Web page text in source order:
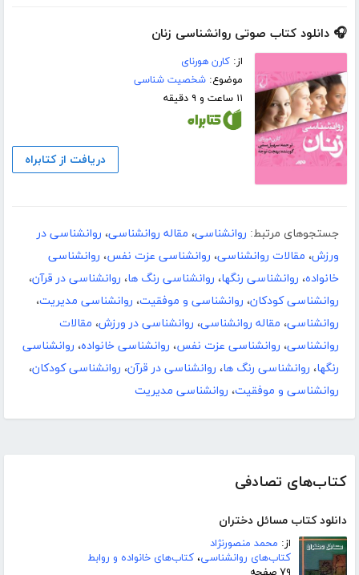
کتاب‌های تصادفی
دانلود کتاب مسائل دختران
از: محمد منصورنژاد
کتاب‌های روانشناسی، کتاب‌های خانواده و روابط
🎧 دانلود کتاب صوتی روانشناسی زنان
از:کارن هورنای
موضوع:شخصیت شناسی
۱۱ ساعت و ۹ دقیقه
دریافت از کتابراه
جستجوهای مرتبط: روانشناسی، مقاله روانشناسی، روانشناسی در
ورزش، مقالات روانشناسی، روانشناسی عزت نفس، روانشناسی
خانواده، روانشناسی رنگها، روانشناسی رنگ ها، روانشناسی در قرآن،
روانشناسی کودکان، روانشناسی و موفقیت، روانشناسی مدیریت،
روانشناسی، مقاله روانشناسی، روانشناسی در ورزش، مقالات
روانشناسی، روانشناسی عزت نفس، روانشناسی خانواده، روانشناسی
رنگها، روانشناسی رنگ ها، روانشناسی در قرآن، روانشناسی کودکان،
روانشناسی و موفقیت، روانشناسی مدیریت